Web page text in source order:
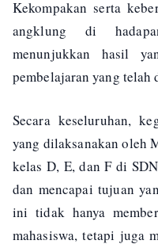
Kekompakan serta
angklung di
menunjukkan hasil
pembelajaran yang telah
Secara keseluruhan,
yang dilaksanakan oleh
kelas D, E, dan F di
dan mencapai tujuan
ini tidak hanya
mahasiswa, tetapi juga